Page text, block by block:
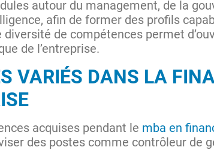
autour du management, de la
afin de former des profils
de compétences permet
de l’entreprise.
VARIÉS DANS LA
acquises pendant le mba en
des postes comme contrôleur de